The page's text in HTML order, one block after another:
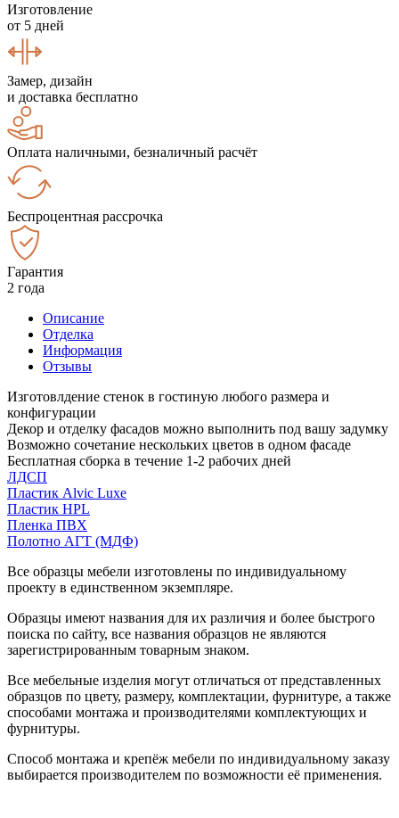
Изготовление
от 5 дней
Замер, дизайн
и доставка бесплатно
Оплата наличными, безналичный расчёт
Беспроцентная рассрочка
Гарантия
2 года
Описание
Отделка
Информация
Отзывы
Изготовлдение стенок в гостиную любого размера и
конфигурации
Декор и отделку фасадов можно выполнить под вашу задумку
Возможно сочетание нескольких цветов в одном фасаде
Бесплатная сборка в течение 1-2 рабочих дней
ЛДСП
Пластик Alvic Luxe
Пластик HPL
Пленка ПВХ
Полотно АГТ (МДФ)
Все образцы мебели изготовлены по индивидуальному
проекту в единственном экземпляре.
Образцы имеют названия для их различия и более быстрого
поиска по сайту, все названия образцов не являются
зарегистрированным товарным знаком.
Все мебельные изделия могут отличаться от представленных
образцов по цвету, размеру, комплектации, фурнитуре, а также
способами монтажа и производителями комплектующих и
фурнитуры.
Способ монтажа и крепёж мебели по индивидуальному заказу
выбирается производителем по возможности её применения.